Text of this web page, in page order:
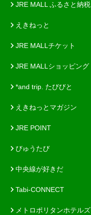
JRE MALL ふるさと納税
えきねっと
JRE MALLチケット
JRE MALLショッピング
*and trip. たびびと
えきねっとマガジン
JRE POINT
びゅうたび
中央線が好きだ
Tabi-CONNECT
メトロポリタンホテルズ